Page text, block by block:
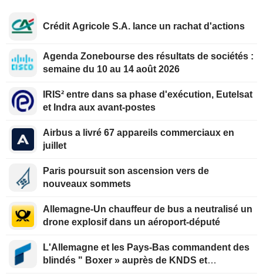
Crédit Agricole S.A. lance un rachat d'actions
Agenda Zonebourse des résultats de sociétés :
semaine du 10 au 14 août 2026
IRIS² entre dans sa phase d'exécution, Eutelsat
et Indra aux avant-postes
Airbus a livré 67 appareils commerciaux en
juillet
Paris poursuit son ascension vers de
nouveaux sommets
Allemagne-Un chauffeur de bus a neutralisé un
drone explosif dans un aéroport-député
L'Allemagne et les Pays-Bas commandent des
blindés " Boxer » auprès de KNDS et